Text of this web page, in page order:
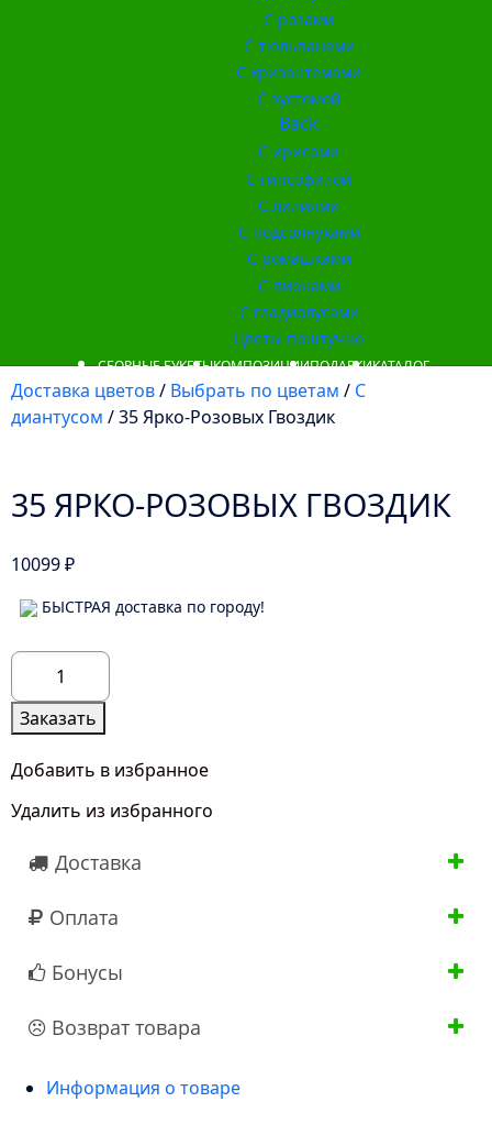
С розами
С тюльпанами
С хризантемами
С эустомой
Back
С ирисами
С гипсофилой
С лилиями
С подсолнухами
С ромашками
С пионами
С гладиолусами
Цветы поштучно
СБОРНЫЕ БУКЕТЫКОМПОЗИЦИИПОДАРКИКАТАЛОГ
Доставка цветов/ Выбрать по цветам / С
диантусом / 35 Ярко-Розовых Гвоздик
35 ЯРКО-РОЗОВЫХ ГВОЗДИК
10099₽
БЫСТРАЯ доставка по городу!
Количество
товара
35
Ярко-
Розовых
Заказать
Добавить в избранное
Удалить из избранного
Доставка
Оплата
Бонусы
Возврат товара
Информация о товаре